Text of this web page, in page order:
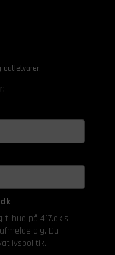
på 417.dk's
dig. Du